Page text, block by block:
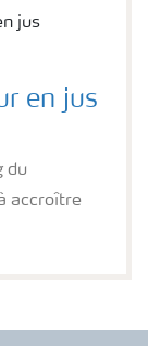
en jus
du
accroître